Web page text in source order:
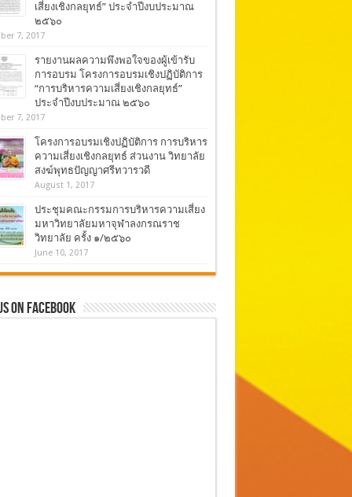
เสี่ยงเชิงกลยุทธ์” ประจำปีงบประมาณ
๒๕๖๐
7, 2017
รายงานผลความพึงพอใจของผู้เข้ารับ
การอบรม โครงการอบรมเชิงปฏิบัติการ
“การบริหารความเสี่ยงเชิงกลยุทธ์”
ประจำปีงบประมาณ ๒๕๖๐
7, 2017
โครงการอบรมเชิงปฏิบัติการ การบริหาร
ความเสี่ยงเชิงกลยุทธ์ ส่วนงาน วิทยาลัย
สงฆ์พุทธปัญญาศรีทวารวดี
August 1, 2017
ประชุมคณะกรรมการบริหารความเสี่ยง
มหาวิทยาลัยมหาจุฬาลงกรณราช
วิทยาลัย ครั้ง ๑/๒๕๖๐
June 10, 2017
On Facebook